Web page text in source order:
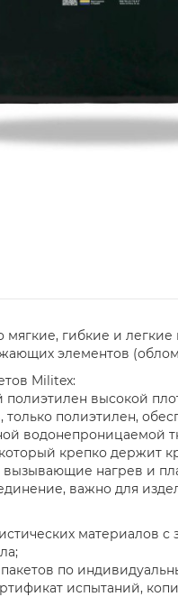
мягкие, гибкие и
элементов
Militex:
высокой
полиэтилен,
водонепроницаемой
крепко держит
нагрев и
важно для
материалов с
по
испытаний,